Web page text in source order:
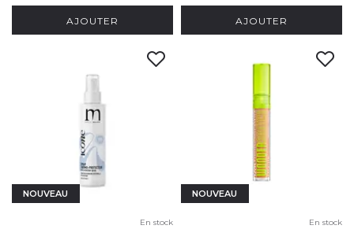
AJOUTER AJOUTER
NOUVEAU
En stock
NOUVEAU
En stock